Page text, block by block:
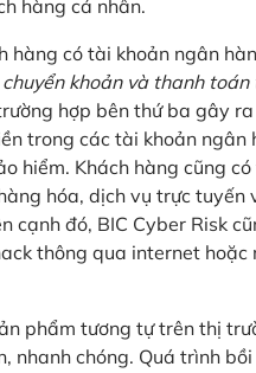
hàng cá nhân.
hàng có tài khoản ngân
khoản và thanh toán
hợp bên thứ ba gây
trong các tài khoản ngân
hiểm. Khách hàng cũng
hóa, dịch vụ trực tuyến
cạnh đó, BIC Cyber Risk
thông qua internet
phẩm tương tự trên thị
nhanh chóng. Quá trình